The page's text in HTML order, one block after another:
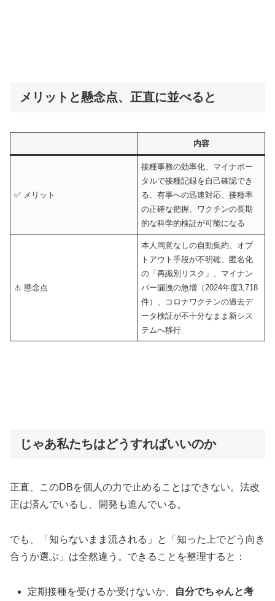
メリットと懸念点、正直に並べると
内容
✅ メリット
接種事務の効率化、マイナポー
タルで接種記録を自己確認でき
る、有事への迅速対応、接種率
の正確な把握、ワクチンの長期
的な科学的検証が可能になる
⚠️ 懸念点
本人同意なしの自動集約、オプ
トアウト手段が不明確、匿名化
の「再識別リスク」、マイナン
バー漏洩の急増（2024年度3,718
件）、コロナワクチンの過去デ
ータ検証が不十分なまま新シス
テムへ移行
じゃあ私たちはどうすればいいのか
正直、このDBを個人の力で止めることはできない。法改
正は済んでいるし、開発も進んでいる。
でも、「知らないまま流される」と「知った上でどう向き
合うか選ぶ」は全然違う。できることを整理すると：
定期接種を受けるか受けないか、
自分でちゃんと考